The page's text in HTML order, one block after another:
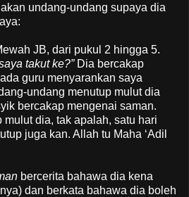
undang-undang supaya dia
JB, dari pukul 2 hingga 5.
takut ke?”Dia bercakap
guru menyarankan saya
undang menutup mulut dia
bercakap mengenai saman.
mulut dia, tak apalah, satu hari
juga kan. Allah tu Maha ‘Adil
bercerita bahawa dia kena
dan berkata bahawa dia boleh